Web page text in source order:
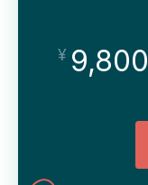
¥ 9,800